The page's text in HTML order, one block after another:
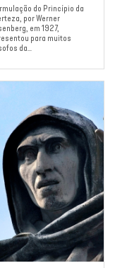
do Princípio da
por Werner
em 1927,
para muitos
da...